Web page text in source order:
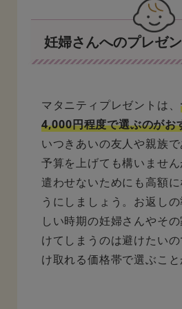
妊婦さんへのプレゼ
マタニティプレゼントは、
4,000円程度で選ぶのがお
いつきあいの友人や親族
予算を上げても構いませ
遣わせないためにも高額
うにしましょう。お返し
しい時期の妊婦さんやそ
けてしまうのは避けたい
け取れる価格帯で選ぶこと